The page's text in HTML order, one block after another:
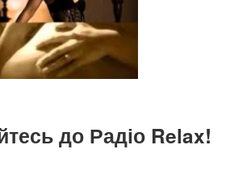
до Радіо Relax!